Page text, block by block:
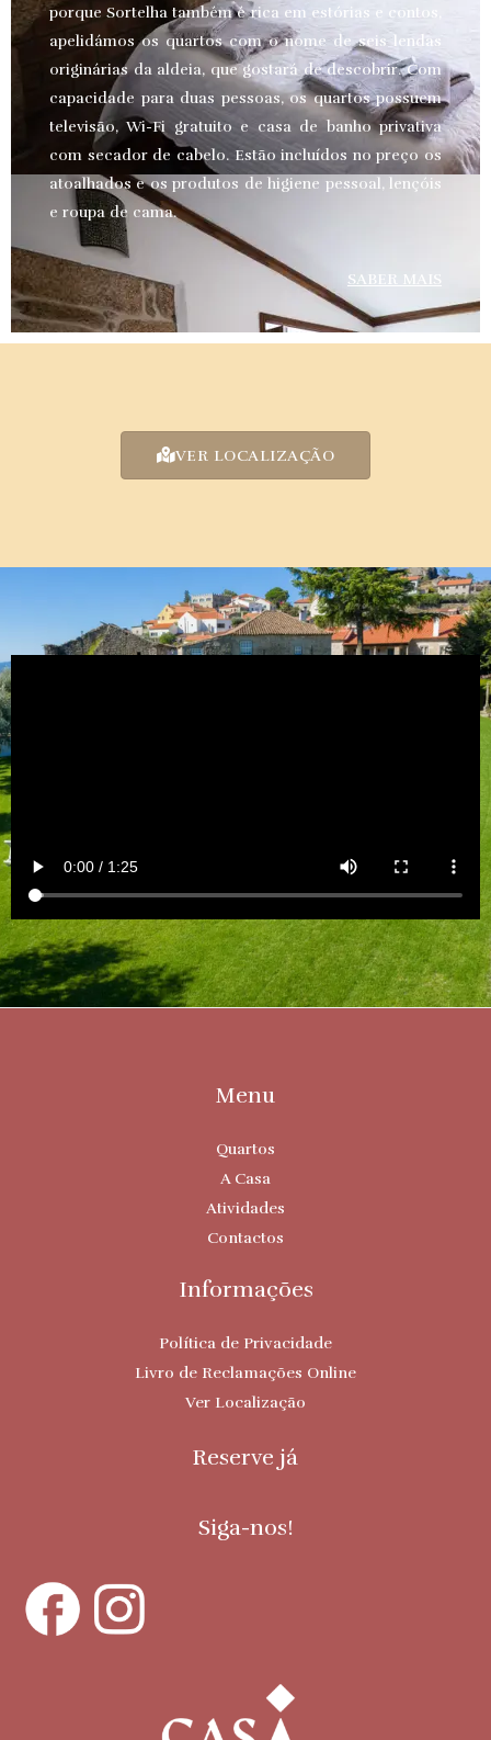
porque Sortelha também é rica em estórias e contos,
apelidámos os quartos com o nome de seis lendas
originárias da aldeia, que gostará de descobrir. Com
capacidade para duas pessoas, os quartos possuem
televisão, Wi-Fi gratuito e casa de banho privativa
com secador de cabelo. Estão incluídos no preço os
atoalhados e os produtos de higiene pessoal, lençóis
e roupa de cama.
SABER MAIS
VER LOCALIZAÇÃO
Menu
Quartos
A Casa
Atividades
Contactos
Informações
Política de Privacidade
Livro de Reclamações Online
Ver Localização
Reserve já
Siga-nos!